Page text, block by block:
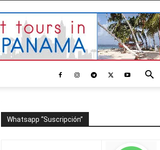
Whatsapp “Suscripción”